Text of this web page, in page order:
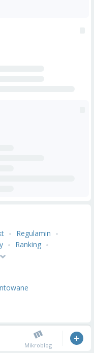
Regulamin
Ranking
Mikroblog